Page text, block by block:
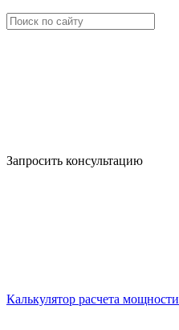
Запросить консультацию
Калькулятор расчета мощности